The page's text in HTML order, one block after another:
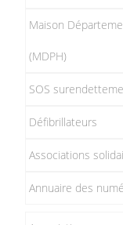
Maison
(MDPH)
SOS
Défibrillateurs
Associations
Annuaire des